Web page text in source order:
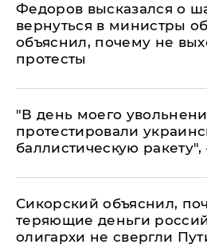
Федоров высказался о
вернуться в министры
объяснил, почему не
протесты
​"В день моего
протестировали
баллистическую
Сикорский объяснил,
теряющие деньги
олигархи не свергли